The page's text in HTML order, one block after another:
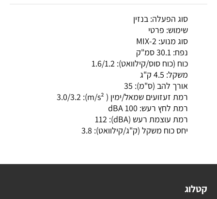
סוג הפעלה: בנזין
שימוש: פרטי
סוג מנוע:
2-MIX
נפח: 30.1 סמ"ק
כוח (כוח סוס/קילוואט):
1.6/1.2
משקל: 4.5 ק"ג
אורך להב (ס"מ):
35
רמת זעזועים שמאל/ימין ( m/s²)
:
3.0/3.2
רמת לחץ רעש:
100 dBA
רמת עוצמת רעש (dBA)
:
112
יחס כוח משקל (ק"ג/קילוואט):
3.8
קטלוג